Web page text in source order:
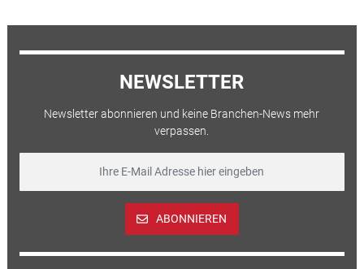
NEWSLETTER
Newsletter abonnieren und keine Branchen-News mehr
verpassen.
ABONNIEREN